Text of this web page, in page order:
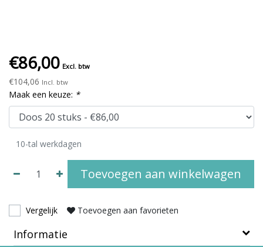
€86,00 Excl. btw
€104,06 Incl. btw
Maak een keuze: *
10-tal werkdagen
Toevoegen aan winkelwagen
Vergelijk Toevoegen aan favorieten
Informatie